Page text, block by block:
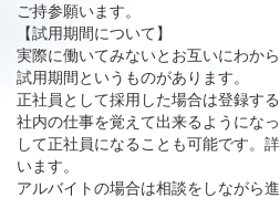
ご持参願います。
【試用期間について】
実際に働いてみないとお互いにわか
試用期間というものがあります。
正社員として採用した場合は登録す
社内の仕事を覚えて出来るようにな
して正社員になることも可能です。
います。
アルバイトの場合は相談をしながら進